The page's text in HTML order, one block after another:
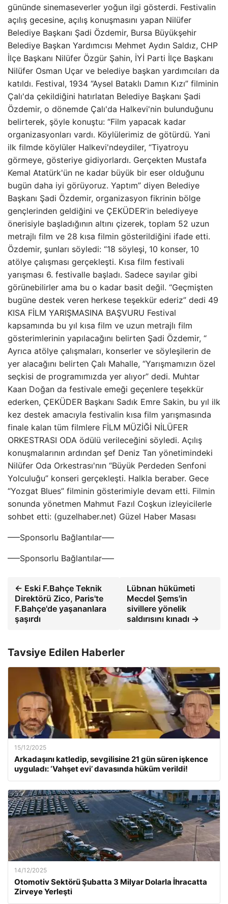
gününde sinemaseverler yoğun ilgi gösterdi. Festivalin
açılış gecesine, açılış konuşmasını yapan Nilüfer
Belediye Başkanı Şadi Özdemir, Bursa Büyükşehir
Belediye Başkan Yardımcısı Mehmet Aydın Saldız, CHP
İlçe Başkanı Nilüfer Özgür Şahin, İYİ Parti İlçe Başkanı
Nilüfer Osman Uçar ve belediye başkan yardımcıları da
katıldı. Festival, 1934 “Aysel Bataklı Damın Kızı” filminin
Çalı'da çekildiğini hatırlatan Belediye Başkanı Şadi
Özdemir, o dönemde Çalı'da Halkevi'nin bulunduğunu
belirterek, şöyle konuştu: “Film yapacak kadar
organizasyonları vardı. Köylülerimiz de götürdü. Yani
ilk filmde köylüler Halkevi'ndeydiler, “Tiyatroyu
görmeye, gösteriye gidiyorlardı. Gerçekten Mustafa
Kemal Atatürk'ün ne kadar büyük bir eser olduğunu
bugün daha iyi görüyoruz. Yaptım” diyen Belediye
Başkanı Şadi Özdemir, organizasyon fikrinin bölge
gençlerinden geldiğini ve ÇEKÜDER'in belediyeye
önerisiyle başladığının altını çizerek, toplam 52 uzun
metrajlı film ve 28 kısa filmin gösterildiğini ifade etti.
Özdemir, şunları söyledi: “18 söyleşi, 10 konser, 10
atölye çalışması gerçekleşti. Kısa film festivali
yarışması 6. festivalle başladı. Sadece sayılar gibi
görünebilirler ama bu o kadar basit değil. “Geçmişten
bugüne destek veren herkese teşekkür ederiz” dedi 49
KISA FİLM YARIŞMASINA BAŞVURU Festival
kapsamında bu yıl kısa film ve uzun metrajlı film
gösterimlerinin yapılacağını belirten Şadi Özdemir, “
Ayrıca atölye çalışmaları, konserler ve söyleşilerin de
yer alacağını belirten Çalı Mahalle, “Yarışmamızın özel
seçkisi de programımızda yer alıyor” dedi. Muhtar
Kaan Doğan da festivale emeği geçenlere teşekkür
ederken, ÇEKÜDER Başkanı Sadık Emre Sakin, bu yıl ilk
kez destek amacıyla festivalin kısa film yarışmasında
finale kalan tüm filmlere FİLM MÜZİĞİ NİLÜFER
ORKESTRASI ODA ödülü verileceğini söyledi. Açılış
konuşmalarının ardından şef Deniz Tan yönetimindeki
Nilüfer Oda Orkestrası'nın “Büyük Perdeden Senfoni
Yolculuğu” konseri gerçekleşti. Halkla beraber. Gece
“Yozgat Blues” filminin gösterimiyle devam etti. Filmin
sonunda yönetmen Mahmut Fazıl Coşkun izleyicilerle
sohbet etti: (guzelhaber.net) Güzel Haber Masası
—–Sponsorlu Bağlantılar—–
—–Sponsorlu Bağlantılar—–
← Eski F.Bahçe Teknik
Direktörü Zico, Paris'te
F.Bahçe'de yaşananlara
şaşırdı
Lübnan hükümeti
Mecdel Şems'in
sivillere yönelik
saldırısını kınadı →
Tavsiye Edilen Haberler
15/12/2025
Arkadaşını katledip, sevgilisine 21 gün süren işkence
uyguladı: ‘Vahşet evi’ davasında hüküm verildi!
14/12/2025
Otomotiv Sektörü Şubatta 3 Milyar Dolarla İhracatta
Zirveye Yerleşti